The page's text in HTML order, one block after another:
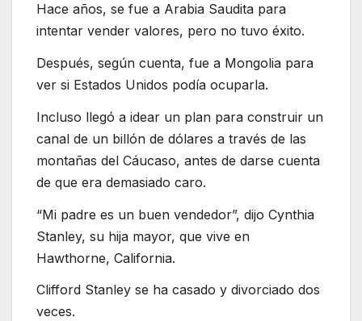
Hace años, se fue a Arabia Saudita para
intentar vender valores, pero no tuvo éxito.
Después, según cuenta, fue a Mongolia para
ver si Estados Unidos podía ocuparla.
Incluso llegó a idear un plan para construir un
canal de un billón de dólares a través de las
montañas del Cáucaso, antes de darse cuenta
de que era demasiado caro.
“Mi padre es un buen vendedor”, dijo Cynthia
Stanley, su hija mayor, que vive en
Hawthorne, California.
Clifford Stanley se ha casado y divorciado dos
veces.